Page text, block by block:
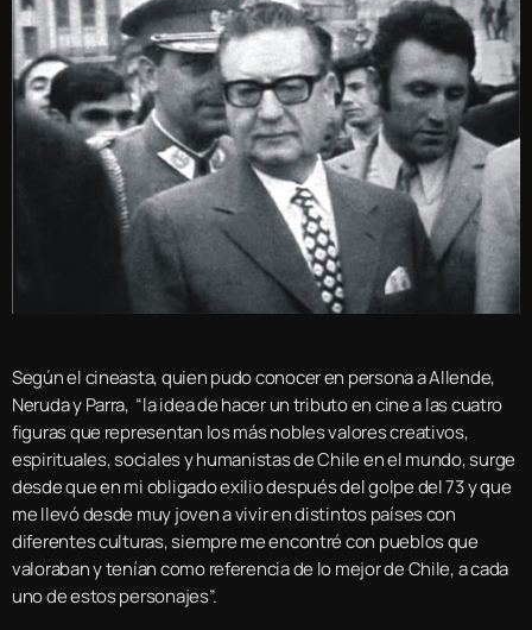
Según el cineasta, quien pudo conocer en persona a Allende,
Neruda y Parra, “la idea de hacer un tributo en cine a las cuatro
figuras que representan los más nobles valores creativos,
espirituales, sociales y humanistas de Chile en el mundo, surge
desde que en mi obligado exilio después del golpe del 73 y que
me llevó desde muy joven a vivir en distintos países con
diferentes culturas, siempre me encontré con pueblos que
valoraban y tenían como referencia de lo mejor de Chile, a cada
uno de estos personajes”.